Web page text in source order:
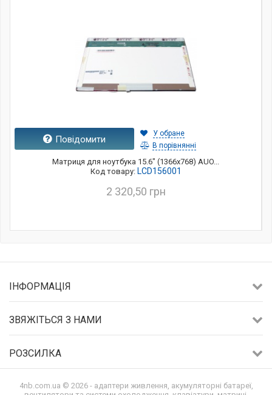
Повідомити
У обране
В порівнянні
Матриця для ноутбука 15.6" (1366x768) AUO...
Код товару: LCD156001
2 320,50 грн
ІНФОРМАЦІЯ
ЗВЯЖІТЬСЯ З НАМИ
РОЗСИЛКА
4nb.com.ua © 2026 - адаптери живлення, акумуляторні батареї,